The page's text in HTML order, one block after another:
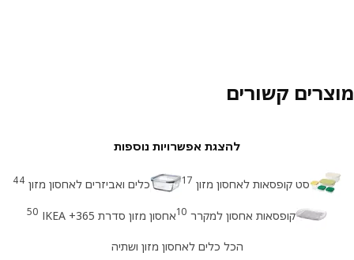
קשורים
להצגת אפשרויות נוספות
סט קופסאות לאחסון מזון 17 כלים ואביזרים לאחסון מזון 44
קופסאות אחסון למקרר 10אחסון מזון סדרת 365+ IKEA 50
הכל כלים לאחסון מזון ושתיה